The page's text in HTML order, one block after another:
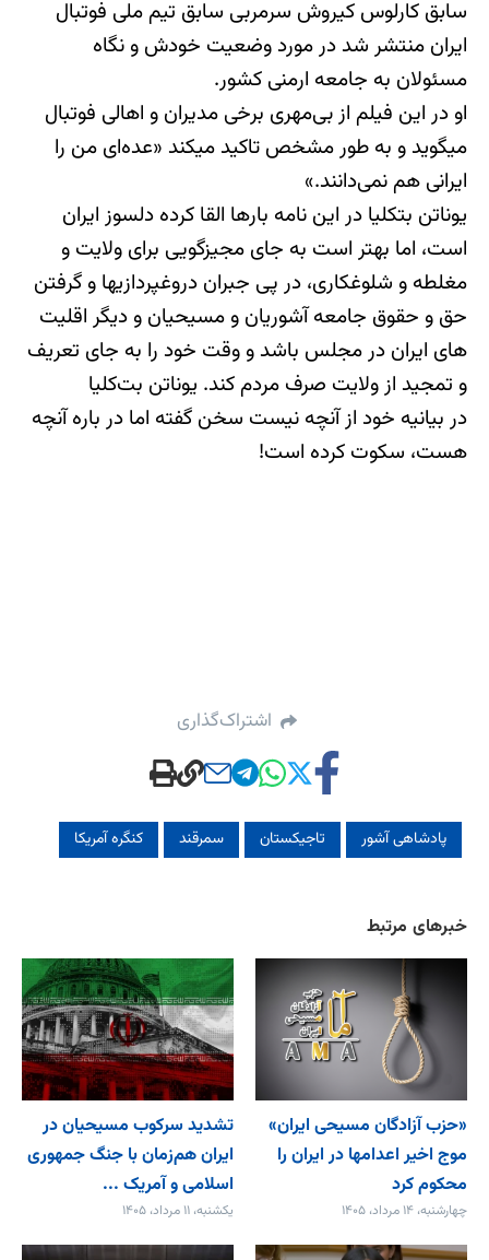
سابق کارلوس کیروش سرمربی سابق تیم ملی فوتبال
ایران منتشر شد در مورد وضعیت خودش و نگاه
مسئولان به جامعه ارمنی کشور.
او در این فیلم از بی‌مهری برخی مدیران و اهالی فوتبال
می‎گوید و به طور مشخص تاکید می‎کند «عده‌ای من را
ایرانی هم نمی‌دانند.»
یوناتن بت‎کلیا در این نامه بارها القا کرده دلسوز ایران
است، اما بهتر است به جای مجیزگویی برای ولایت و
مغلطه و شلوغ‎کاری، در پی جبران دروغ‎پردازی‎ها و گرفتن
حق و حقوق جامعه آشوریان و مسیحیان و دیگر اقلیت
های ایران در مجلس باشد و وقت خود را به جای تعریف
و تمجید از ولایت صرف مردم کند. یوناتن بت‌کلیا
در بیانیه خود از آنچه نیست سخن گفته اما در باره آنچه
هست، سکوت کرده است!
اشتراک‌گذاری
پادشاهی آشور تاجیکستان سمرقند کنگره آمریکا
خبرهای مرتبط
«حزب آزادگان مسیحی ایران»
موج اخیر اعدامها در ایران را
محکوم کرد
چهارشنبه، ۱۴ مرداد، ۱۴۰۵
تشدید سرکوب مسیحیان در
ایران هم‌زمان با جنگ جمهوری
اسلامی و آمریک ...
یکشنبه، ۱۱ مرداد، ۱۴۰۵